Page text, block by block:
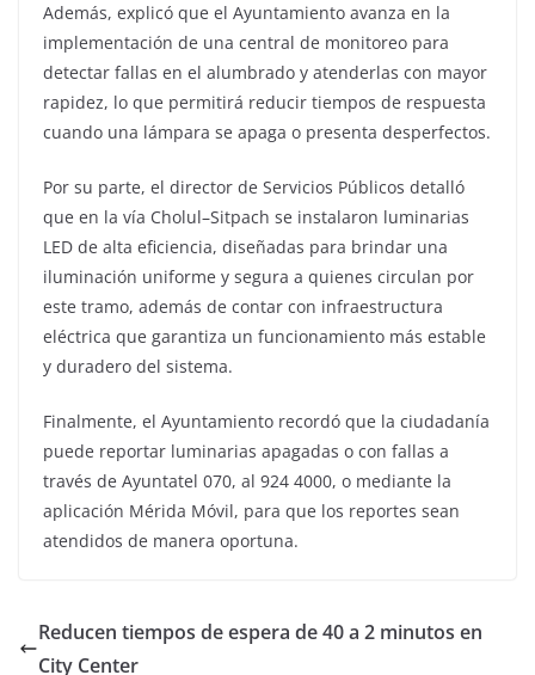
Además, explicó que el Ayuntamiento avanza en la
implementación de una central de monitoreo para
detectar fallas en el alumbrado y atenderlas con mayor
rapidez, lo que permitirá reducir tiempos de respuesta
cuando una lámpara se apaga o presenta desperfectos.
Por su parte, el director de Servicios Públicos detalló
que en la vía Cholul–Sitpach se instalaron luminarias
LED de alta eficiencia, diseñadas para brindar una
iluminación uniforme y segura a quienes circulan por
este tramo, además de contar con infraestructura
eléctrica que garantiza un funcionamiento más estable
y duradero del sistema.
Finalmente, el Ayuntamiento recordó que la ciudadanía
puede reportar luminarias apagadas o con fallas a
través de Ayuntatel 070, al 924 4000, o mediante la
aplicación Mérida Móvil, para que los reportes sean
atendidos de manera oportuna.
Reducen tiempos de espera de 40 a 2 minutos en
City Center